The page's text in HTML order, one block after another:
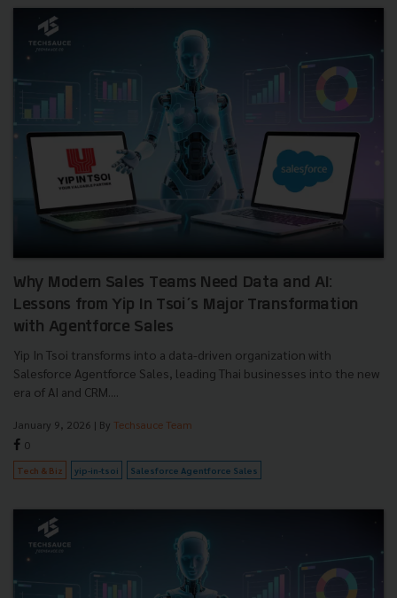
Why Modern Sales Teams Need Data and AI:
Lessons from Yip In Tsoi’s Major Transformation
with Agentforce Sales
Yip In Tsoi transforms into a data-driven organization with
Salesforce Agentforce Sales, leading Thai businesses into the new
era of AI and CRM....
January 9, 2026 | By Techsauce Team
0
Tech & Biz yip-in-tsoi Salesforce Agentforce Sales